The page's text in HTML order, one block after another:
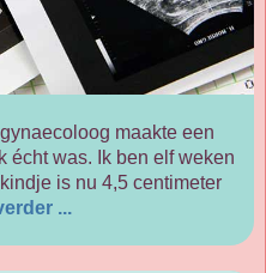
maakte een
écht was. Ik ben elf weken
is nu 4,5 centimeter
...